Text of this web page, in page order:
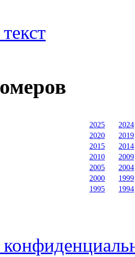
2025
2024
2020
2019
2015
2014
2010
2009
2005
2004
2000
1999
1995
1994